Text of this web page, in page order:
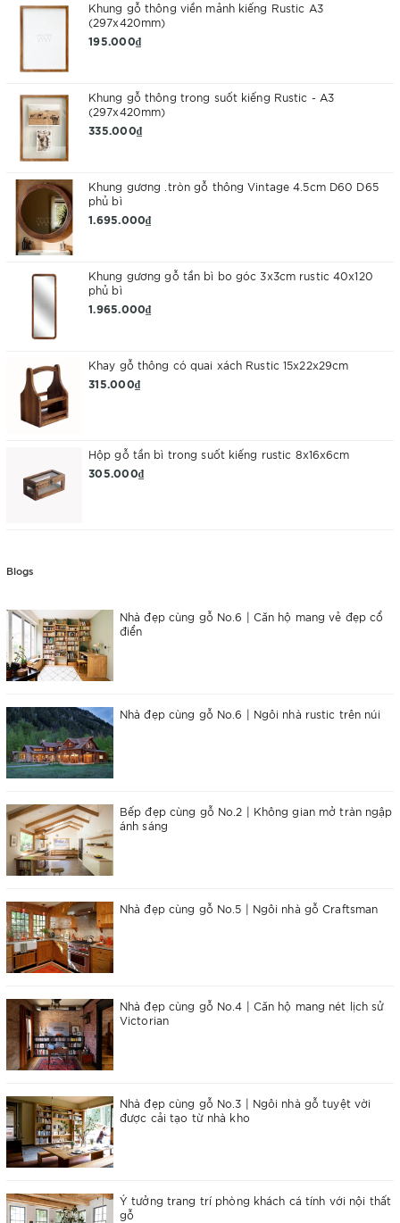
Khung gỗ thông viền mảnh kiếng Rustic A3
(297x420mm)
195.000₫
Khung gỗ thông trong suốt kiếng Rustic - A3
(297x420mm)
335.000₫
Khung gương .tròn gỗ thông Vintage 4.5cm D60 D65
phủ bì
1.695.000₫
Khung gương gỗ tần bì bo góc 3x3cm rustic 40x120
phủ bì
1.965.000₫
Khay gỗ thông có quai xách Rustic 15x22x29cm
315.000₫
Hộp gỗ tần bì trong suốt kiếng rustic 8x16x6cm
305.000₫
Blogs
Nhà đẹp cùng gỗ No.6 | Căn hộ mang vẻ đẹp cổ
điển
Nhà đẹp cùng gỗ No.6 | Ngôi nhà rustic trên núi
Bếp đẹp cùng gỗ No.2 | Không gian mở tràn ngập
ánh sáng
Nhà đẹp cùng gỗ No.5 | Ngôi nhà gỗ Craftsman
Nhà đẹp cùng gỗ No.4 | Căn hộ mang nét lịch sử
Victorian
Nhà đẹp cùng gỗ No.3 | Ngôi nhà gỗ tuyệt vời
được cải tạo từ nhà kho
Ý tưởng trang trí phòng khách cá tính với nội thất
gỗ